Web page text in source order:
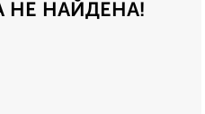
НЕ НАЙДЕНА!